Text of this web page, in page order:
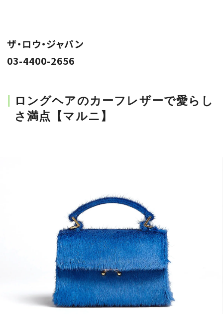
ザ・ロウ・ジャパン
03-4400-2656
ロングヘアのカーフレザーで愛らし
さ満点【マルニ】